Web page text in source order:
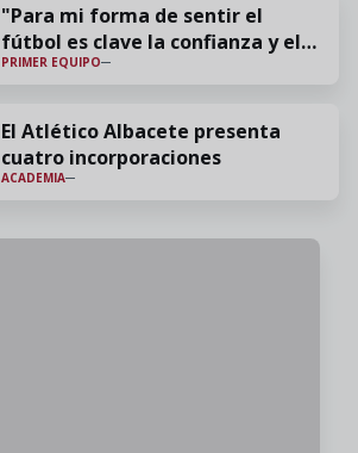
"Para mi forma de sentir el
fútbol es clave la confianza y el
cariño"
PRIMER EQUIPO
El Atlético Albacete presenta
cuatro incorporaciones
ACADEMIA